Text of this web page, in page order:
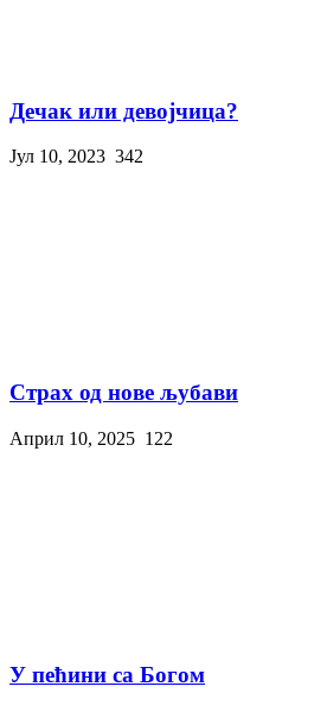
Дечак или девојчица?
Јул 10, 2023 342
Страх од нове љубави
Април 10, 2025 122
У пећини са Богом